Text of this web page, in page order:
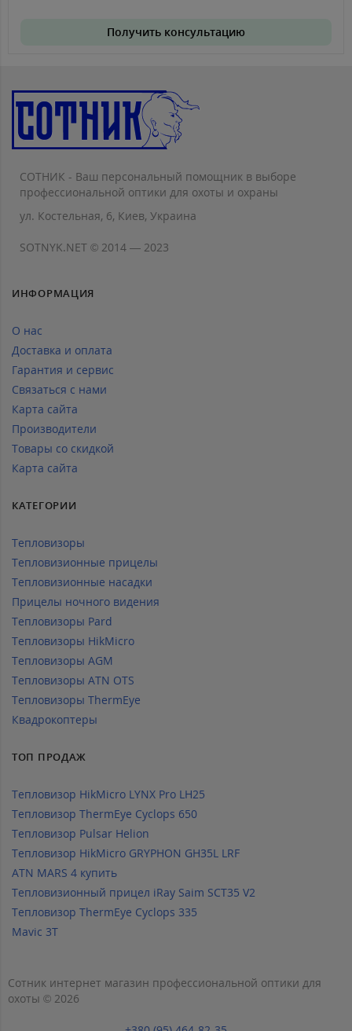
Получить консультацию
СОТНИК - Ваш персональный помощник в выборе
профессиональной оптики для охоты и охраны
ул. Костельная, 6, Киев, Украина
SOTNYK.NET © 2014 — 2023
ИНФОРМАЦИЯ
О нас
Доставка и оплата
Гарантия и сервис
Связаться с нами
Карта сайта
Производители
Товары со скидкой
Карта сайта
КАТЕГОРИИ
Тепловизоры
Тепловизионные прицелы
Тепловизионные насадки
Прицелы ночного видения
Тепловизоры Pard
Тепловизоры HikMicro
Тепловизоры AGM
Тепловизоры ATN OTS
Тепловизоры ThermEye
Квадрокоптеры
ТОП ПРОДАЖ
Тепловизор HikMicro LYNX Pro LH25
Тепловизор ThermEye Cyclops 650
Тепловизор Pulsar Helion
Тепловизор HikMicro GRYPHON GH35L LRF
ATN MARS 4 купить
Тепловизионный прицел iRay Saim SCT35 V2
Тепловизор ThermEye Cyclops 335
Mavic 3T
Сотник интернет магазин профессиональной оптики для
охоты © 2026